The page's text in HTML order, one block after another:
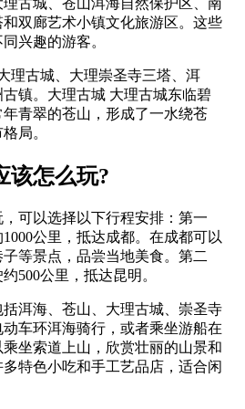
古城、苍山洱海自然保护区、南
双廊艺术小镇文化旅游区。这些
兴趣的游客。
理古城、大理崇圣寺三塔、洱
镇。大理古城 大理古城东临碧
青翠的苍山，形成了一水绕苍
局。
该怎么玩?
可以选择以下行程安排：第一
公里，抵达成都。在成都可以
等景点，品尝当地美食。第二
500公里，抵达昆明。
洱海、苍山、大理古城、崇圣寺
车环洱海骑行，或者乘坐游船在
坐索道上山，欣赏壮丽的山景和
特色小吃和手工艺品店，适合闲